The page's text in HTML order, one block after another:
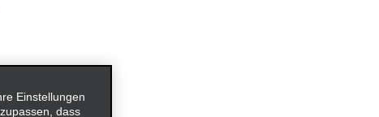
Einstellungen
dass